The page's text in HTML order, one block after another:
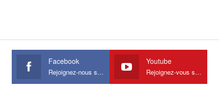
Facebook
Rejoignez-nous sur Facebook
Youtube
Rejoignez-vous sur Youtube